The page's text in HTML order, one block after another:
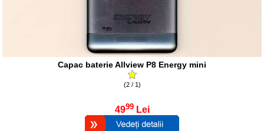
Capac baterie Allview P8 Energy mini
(2 / 1)
4999 Lei